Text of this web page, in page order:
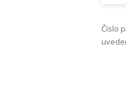
Číslo